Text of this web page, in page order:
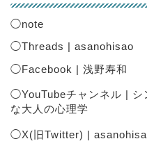
◯note
◯Threads | asanohisao
◯Facebook | 浅野寿和
◯YouTubeチャンネル |
な大人の心理学
◯X(旧Twitter) |